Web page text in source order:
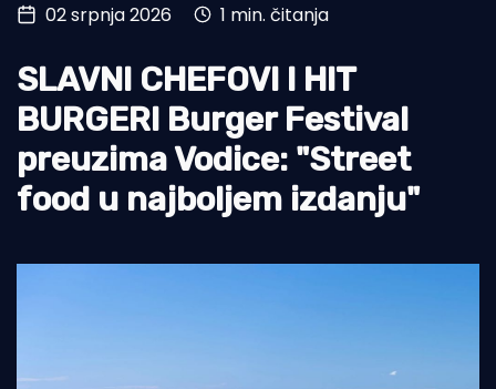
Turizam i nautika
Pomorstvo
Ribolov
Ekologija
Tradicija i kultura
02 srpnja 2026 1 min. čitanja
SLAVNI CHEFOVI I HIT
BURGERI Burger Festival
preuzima Vodice: "Street
food u najboljem izdanju"